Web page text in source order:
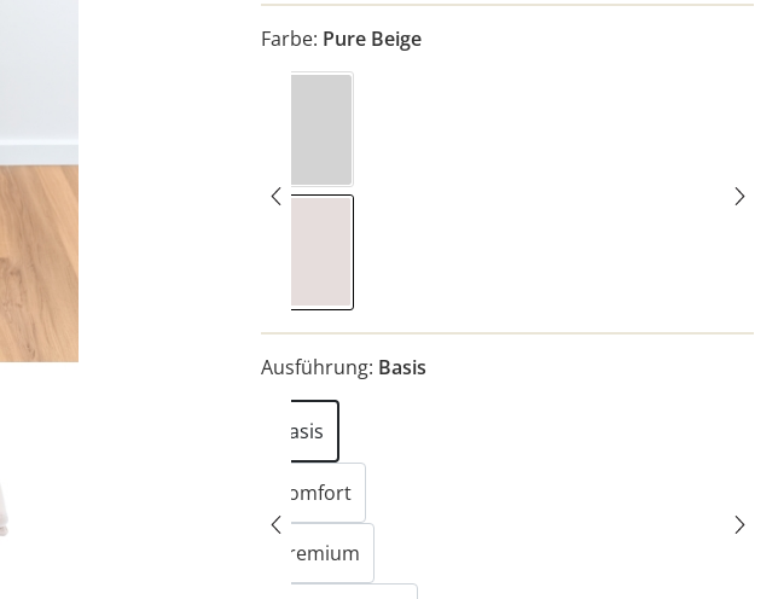
Farbe: Pure Beige
Ausführung: Basis
Basis
Komfort
Premium